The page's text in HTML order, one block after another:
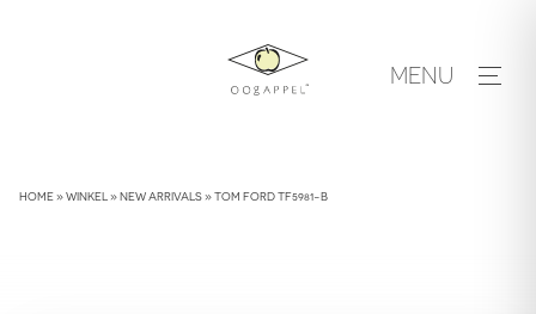
MENU
HOME»WINKEL »NEW ARRIVALS»TOM FORD TF5981-B